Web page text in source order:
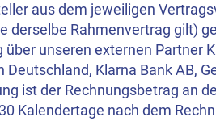
aus dem jeweiligen
derselbe Rahmenvertrag gilt)
über unseren externen Partner
Klarna Bank AB,
ist der Rechnungsbetrag an
Kalendertage nach dem